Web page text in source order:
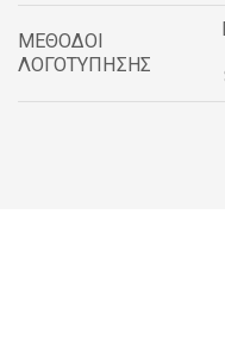
ΜΕΘΟΔΟΙ
ΛΟΓΟΤΥΠΗΣΗΣ